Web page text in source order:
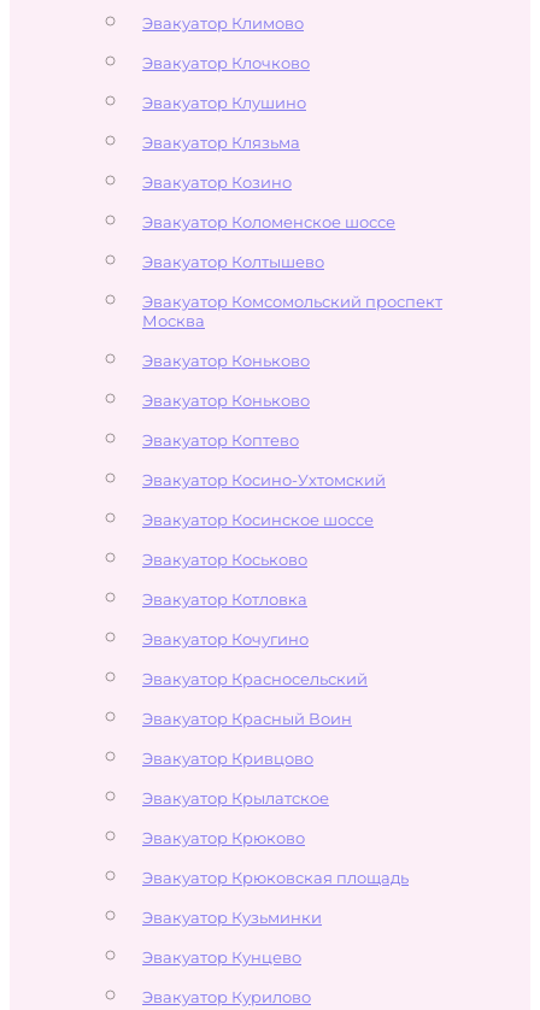
Эвакуатор Климово
Эвакуатор Клочково
Эвакуатор Клушино
Эвакуатор Клязьма
Эвакуатор Козино
Эвакуатор Коломенское шоссе
Эвакуатор Колтышево
Эвакуатор Комсомольский проспект
Москва
Эвакуатор Коньково
Эвакуатор Коньково
Эвакуатор Коптево
Эвакуатор Косино-Ухтомский
Эвакуатор Косинское шоссе
Эвакуатор Коськово
Эвакуатор Котловка
Эвакуатор Кочугино
Эвакуатор Красносельский
Эвакуатор Красный Воин
Эвакуатор Кривцово
Эвакуатор Крылатское
Эвакуатор Крюково
Эвакуатор Крюковская площадь
Эвакуатор Кузьминки
Эвакуатор Кунцево
Эвакуатор Курилово